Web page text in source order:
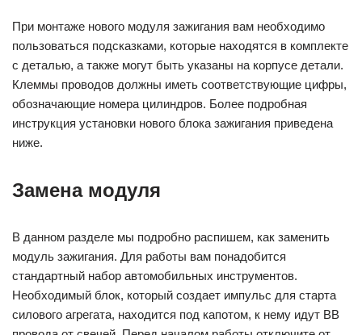
При монтаже нового модуля зажигания вам необходимо
пользоваться подсказками, которые находятся в комплекте
с деталью, а также могут быть указаны на корпусе детали.
Клеммы проводов должны иметь соответствующие цифры,
обозначающие номера цилиндров. Более подробная
инструкция установки нового блока зажигания приведена
ниже.
Замена модуля
В данном разделе мы подробно распишем, как заменить
модуль зажигания. Для работы вам понадобится
стандартный набор автомобильных инструментов.
Необходимый блок, который создает импульс для старта
силового агрегата, находится под капотом, к нему идут ВВ